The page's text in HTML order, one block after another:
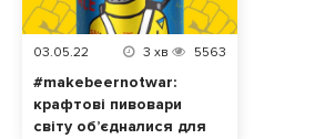
03.05.22 3 хв 5563
#makebeernotwar:
крафтові пивовари
світу об’єдналися для